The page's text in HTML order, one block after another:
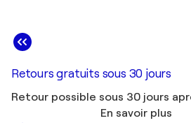
Retours gratuits sous 30 jours
Retour possible sous 30 jours
En savoir plus